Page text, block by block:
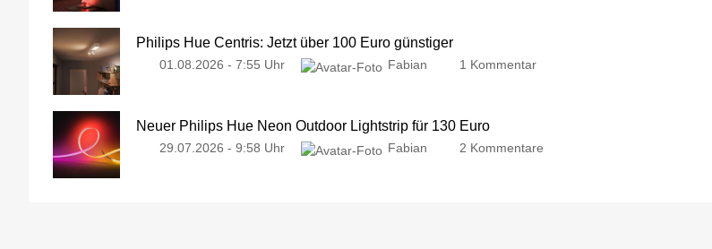
Philips Hue Centris: Jetzt über 100 Euro günstiger
01.08.2026 - 7:55 Uhr Fabian 1 Kommentar
Neuer Philips Hue Neon Outdoor Lightstrip für 130 Euro
29.07.2026 - 9:58 Uhr Fabian 2 Kommentare